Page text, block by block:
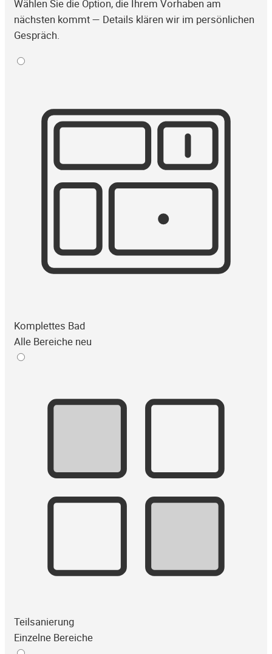
Wählen Sie die Option, die Ihrem Vorhaben am
nächsten kommt — Details klären wir im persönlichen
Gespräch.
Komplettes Bad
Alle Bereiche neu
Teilsanierung
Einzelne Bereiche